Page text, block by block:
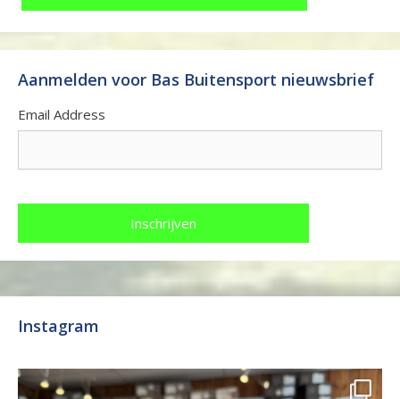
Aanmelden voor Bas Buitensport nieuwsbrief
Email Address
Instagram